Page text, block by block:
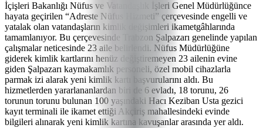
İçişleri Bakanlığı Nüfus ve Vatandaşlık İşleri Genel Müdürlüğünce
hayata geçirilen “Adreste Nüfus Hizmeti” çerçevesinde engelli ve
yatalak olan vatandaşların kimlik değişimleri ikametgâhlarında
tamamlanıyor. Bu çerçevesinde Trabzon Şalpazarı genelinde yapılan
çalışmalar neticesinde 23 aile belirlendi. Nüfus Müdürlüğüne
giderek kimlik kartlarını henüz değiştiremeyen 23 ailenin evine
giden Şalpazarı kaymakamlık personeli, özel mobil cihazlarla
parmak izi alarak yeni kimlik kartı başvurularını aldı. Bu
hizmetlerden yararlananlardan biri de 6 evladı, 18 torunu, 26
torunun torunu bulunan 100 yaşındaki Hacı Keziban Usta gezici
kayıt terminali ile ikamet ettiği Akçiriş mahallesindeki evinde
bilgileri alınarak yeni kimlik kartına kavuşanlar arasında yer aldı.